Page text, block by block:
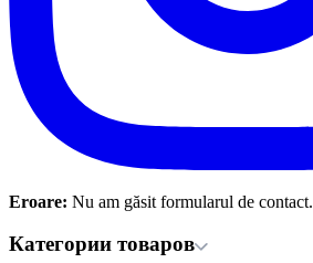
Eroare: Nu am găsit formularul de contact.
Категории товаров